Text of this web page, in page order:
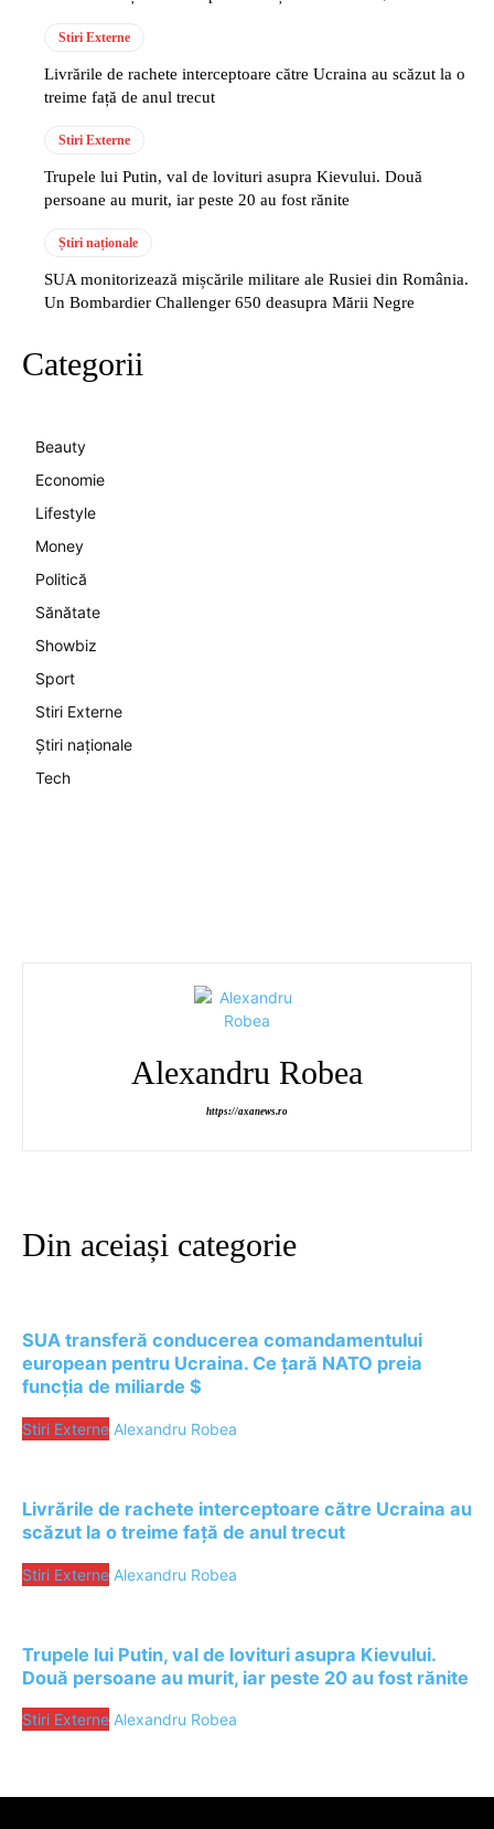
Stiri Externe
Livrările de rachete interceptoare către Ucraina au scăzut la o
treime față de anul trecut
Stiri Externe
Trupele lui Putin, val de lovituri asupra Kievului. Două
persoane au murit, iar peste 20 au fost rănite
Știri naționale
SUA monitorizează mișcările militare ale Rusiei din România.
Un Bombardier Challenger 650 deasupra Mării Negre
Categorii
Beauty
Economie
Lifestyle
Money
Politică
Sănătate
Showbiz
Sport
Stiri Externe
Știri naționale
Tech
Alexandru Robea
https://axanews.ro
Din aceiași categorie
SUA transferă conducerea comandamentului
european pentru Ucraina. Ce țară NATO preia
funcția de miliarde $
Stiri Externe Alexandru Robea
Livrările de rachete interceptoare către Ucraina au
scăzut la o treime față de anul trecut
Stiri Externe Alexandru Robea
Trupele lui Putin, val de lovituri asupra Kievului.
Două persoane au murit, iar peste 20 au fost rănite
Stiri Externe Alexandru Robea